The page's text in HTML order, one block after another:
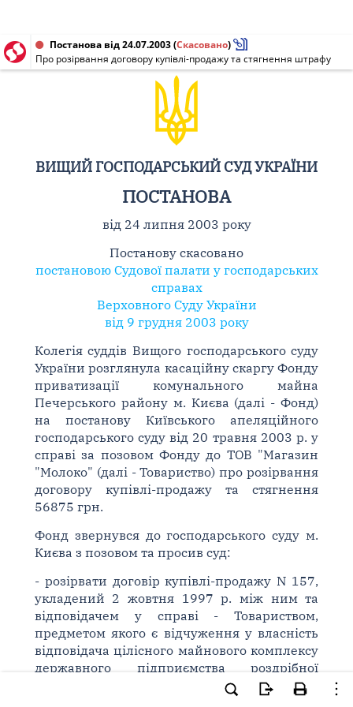
Постанова від 24.07.2003(Скасовано)
Про розірвання договору купівлі-продажу та стягнення штрафу
ВИЩИЙ ГОСПОДАРСЬКИЙ СУД УКРАЇНИ
ПОСТАНОВА
від 24 липня 2003 року
Постанову скасовано
постановою Судової палати у господарських
справах
Верховного Суду України
від 9 грудня 2003 року
Колегія суддів Вищого господарського суду
України розглянула касаційну скаргу Фонду
приватизації комунального майна
Печерського району м. Києва (далі - Фонд)
на постанову Київського апеляційного
господарського суду від 20 травня 2003 р. у
справі за позовом Фонду до ТОВ "Магазин
"Молоко" (далі - Товариство) про розірвання
договору купівлі-продажу та стягнення
56875 грн.
Фонд звернувся до господарського суду м.
Києва з позовом та просив суд:
- розірвати договір купівлі-продажу N 157,
укладений 2 жовтня 1997 р. між ним та
відповідачем у справі - Товариством,
предметом якого є відчуження у власність
відповідача цілісного майнового комплексу
державного підприємства роздрібної